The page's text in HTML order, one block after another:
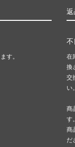
す。
返
不
在
換
交
い。
商
す。
商
だ